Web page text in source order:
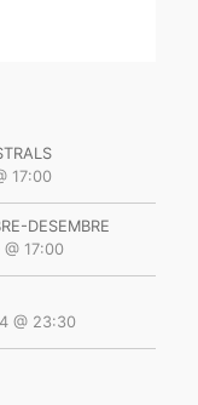
17:00
DESEMBRE
17:00
@ 23:30